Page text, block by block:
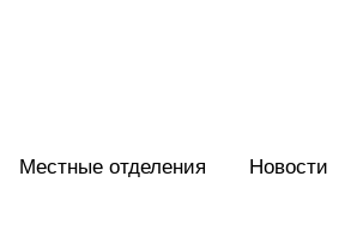
Местные отделения Новости